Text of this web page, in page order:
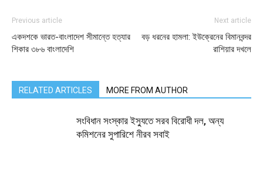
Previous article
একদশকে ভারত-বাংলাদেশ সীমান্তে হত্যার
শিকার ৩৮৬ বাংলাদেশি
Next article
বড় ধরনের হামলা: ইউক্রেনের বিমানবন্দর
রাশিয়ার দখলে
RELATED ARTICLES MORE FROM AUTHOR
সংবিধান সংস্কার ইস্যুতে সরব বিরোধী দল, অন্য
কমিশনের সুপারিশে নীরব সবাই